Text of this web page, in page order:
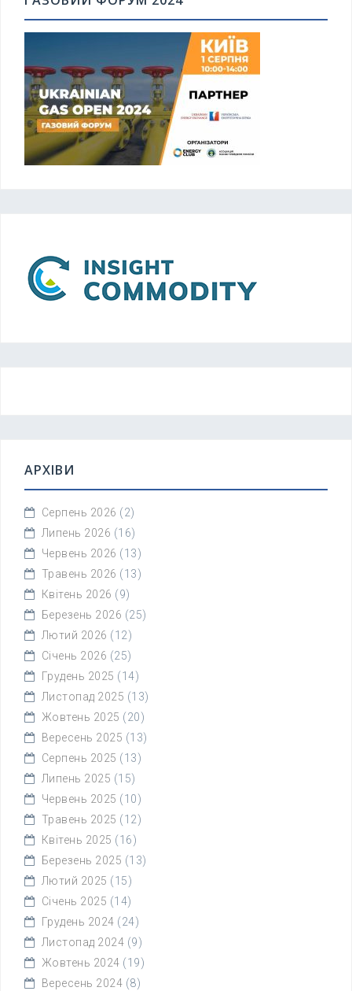
АРХІВИ
Серпень 2026 (2)
Липень 2026 (16)
Червень 2026 (13)
Травень 2026 (13)
Квітень 2026 (9)
Березень 2026 (25)
Лютий 2026 (12)
Січень 2026 (25)
Грудень 2025 (14)
Листопад 2025 (13)
Жовтень 2025 (20)
Вересень 2025 (13)
Серпень 2025 (13)
Липень 2025 (15)
Червень 2025 (10)
Травень 2025 (12)
Квітень 2025 (16)
Березень 2025 (13)
Лютий 2025 (15)
Січень 2025 (14)
Грудень 2024 (24)
Листопад 2024 (9)
Жовтень 2024 (19)
Вересень 2024 (8)